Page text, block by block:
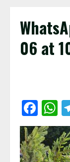
06 at